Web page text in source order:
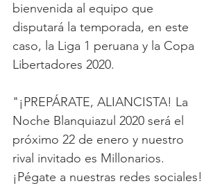
bienvenida al equipo que
disputará la temporada, en este
caso, la Liga 1 peruana y la Copa
Libertadores 2020.
"¡PREPÁRATE, ALIANCISTA! La
Noche Blanquiazul 2020 será el
próximo 22 de enero y nuestro
rival invitado es Millonarios.
¡Pégate a nuestras redes sociales!